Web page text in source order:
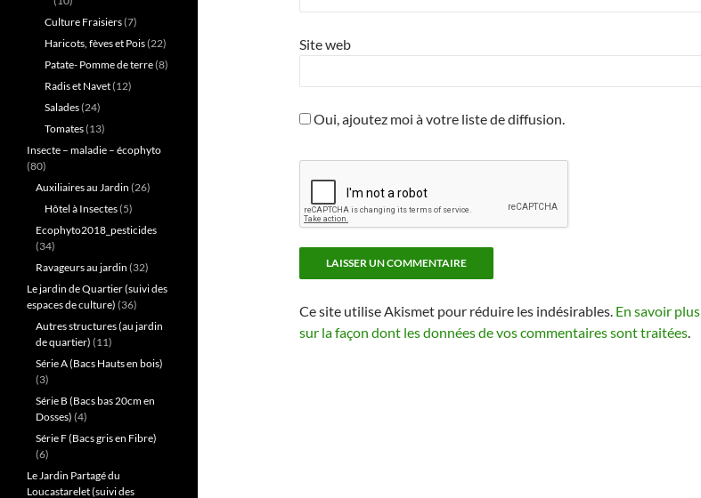
Site web
Oui, ajoutez moi à votre liste de diffusion.
Ce site utilise Akismet pour réduire les indésirables. En savoir plus
sur la façon dont les données de vos commentaires sont traitées.
Culture Fraisiers(7)
Haricots, fèves et Pois(22)
Patate- Pomme de terre(8)
Radis et Navet(12)
Salades(24)
Tomates(13)
Insecte – maladie – écophyto
(80)
Auxiliaires au Jardin (26)
Hôtel à Insectes(5)
Ecophyto2018_pesticides
(34)
Ravageurs au jardin (32)
Le jardin de Quartier (suivi des
espaces de culture) (36)
Autres structures (au jardin
de quartier) (11)
Série A (Bacs Hauts en bois)
(3)
Série B (Bacs bas 20cm en
Dosses) (4)
Série F (Bacs gris en Fibre)
(6)
Le Jardin Partagé du
Loucastarelet (suivi des